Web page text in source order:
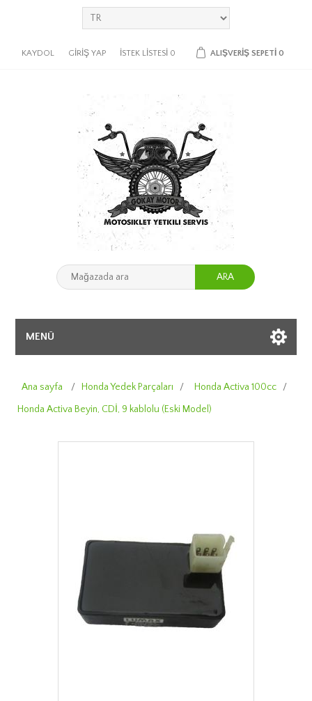
KAYDOL GIRIŞ YAP İSTEK LISTESI 0 ALIŞVERIŞ SEPETI 0
ARA
MENÜ
Ana sayfa / Honda Yedek Parçaları / Honda Activa 100cc
/
Honda Activa Beyin, CDİ, 9 kablolu (Eski Model)